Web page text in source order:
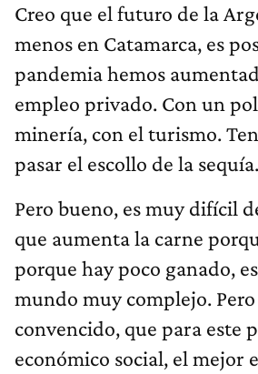
Creo que el futuro de la
menos en Catamarca, es
pandemia hemos
empleo privado. Con un
minería, con el turismo.
pasar el escollo de la sequía.
Pero bueno, es muy difícil
que aumenta la carne
porque hay poco ganado,
mundo muy complejo.
convencido, que para este
económico social, el mejor